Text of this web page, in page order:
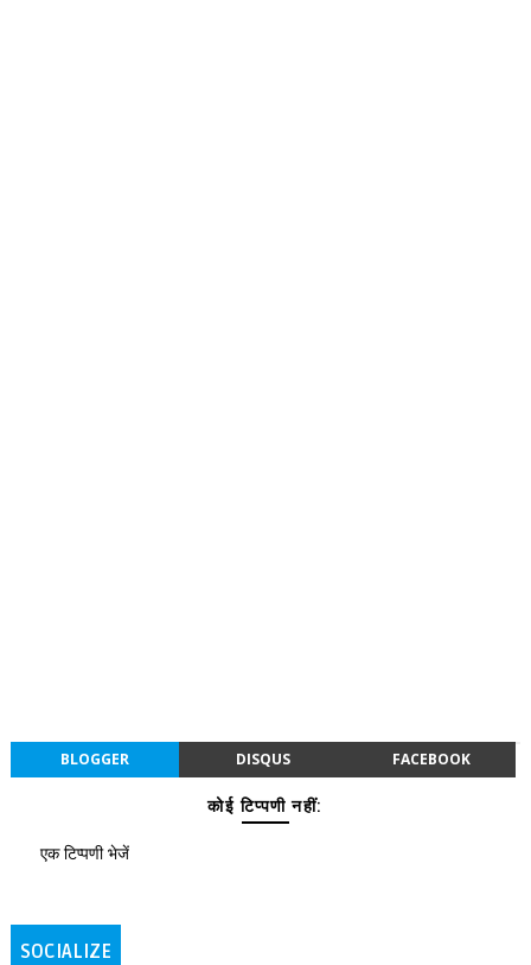
BLOGGER DISQUS FACEBOOK
कोई टिप्पणी नहीं:
एक टिप्पणी भेजें
SOCIALIZE